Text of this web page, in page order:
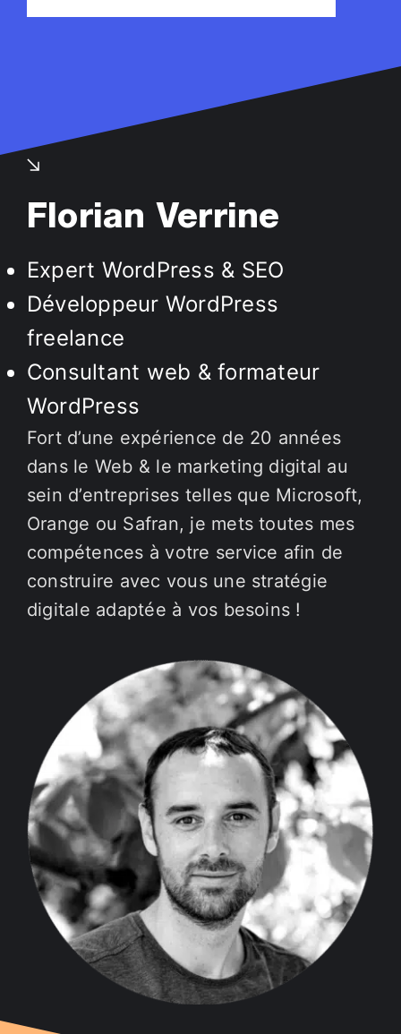
Florian Verrine
Expert WordPress & SEO
Développeur WordPress
freelance
Consultant web & formateur
WordPress
Fort d’une expérience de 20 années
dans le Web & le marketing digital au
sein d’entreprises telles que Microsoft,
Orange ou Safran, je mets toutes mes
compétences à votre service afin de
construire avec vous une stratégie
digitale adaptée à vos besoins !